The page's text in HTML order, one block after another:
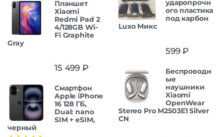
Планшет
Xiaomi
Redmi Pad 2
4/128GB Wi-
Fi Graphite
Gray
15 499 ₽
Смартфон
Apple iPhone
16 128 ГБ,
Dual: nano
SIM + eSIM,
черный
ударопрочн
ого пластика
под карбон
Luxo Микс
599₽
Беспроводн
ые
наушники
Xiaomi
OpenWear
Stereo Pro M2503E1 Silver
CN